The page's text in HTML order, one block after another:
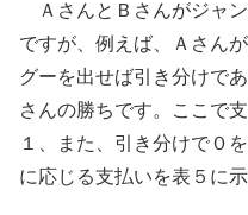
ＡさんとＢさんがジャ
ですが、例えば、Ａさん
グーを出せば引き分けで
さんの勝ちです。ここで
１、また、引き分けで０
に応じる支払いを表５に示